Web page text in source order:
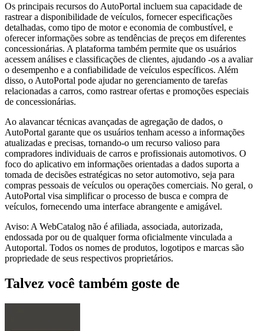
Os principais recursos do AutoPortal incluem sua capacidade de
rastrear a disponibilidade de veículos, fornecer especificações
detalhadas, como tipo de motor e economia de combustível, e
oferecer informações sobre as tendências de preços em diferentes
concessionárias. A plataforma também permite que os usuários
acessem análises e classificações de clientes, ajudando -os a avaliar
o desempenho e a confiabilidade de veículos específicos. Além
disso, o AutoPortal pode ajudar no gerenciamento de tarefas
relacionadas a carros, como rastrear ofertas e promoções especiais
de concessionárias.
Ao alavancar técnicas avançadas de agregação de dados, o
AutoPortal garante que os usuários tenham acesso a informações
atualizadas e precisas, tornando-o um recurso valioso para
compradores individuais de carros e profissionais automotivos. O
foco do aplicativo em informações orientadas a dados suporta a
tomada de decisões estratégicas no setor automotivo, seja para
compras pessoais de veículos ou operações comerciais. No geral, o
AutoPortal visa simplificar o processo de busca e compra de
veículos, fornecendo uma interface abrangente e amigável.
Aviso: A WebCatalog não é afiliada, associada, autorizada,
endossada por ou de qualquer forma oficialmente vinculada a
Autoportal. Todos os nomes de produtos, logotipos e marcas são
propriedade de seus respectivos proprietários.
Talvez você também goste de